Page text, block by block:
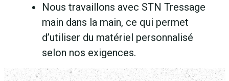
Nous travaillons avec STN Tressage
main dans la main, ce qui permet
d’utiliser du matériel personnalisé
selon nos exigences.